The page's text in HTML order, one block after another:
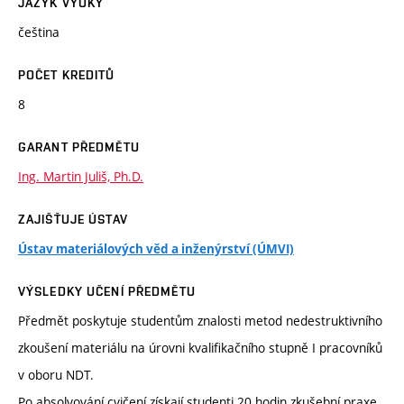
JAZYK VÝUKY
čeština
POČET KREDITŮ
8
GARANT PŘEDMĚTU
Ing. Martin Juliš, Ph.D.
ZAJIŠŤUJE ÚSTAV
Ústav materiálových věd a inženýrství (ÚMVI)
VÝSLEDKY UČENÍ PŘEDMĚTU
Předmět poskytuje studentům znalosti metod nedestruktivního
zkoušení materiálu na úrovni kvalifikačního stupně I pracovníků
v oboru NDT.